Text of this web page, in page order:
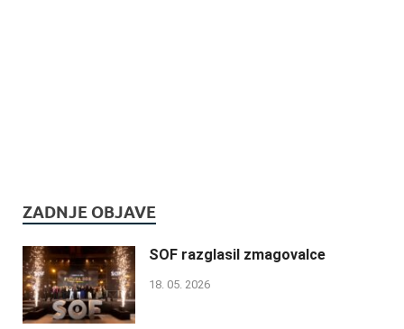
ZADNJE OBJAVE
SOF razglasil zmagovalce
18. 05. 2026